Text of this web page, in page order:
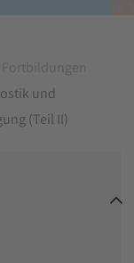
und
(Teil II)